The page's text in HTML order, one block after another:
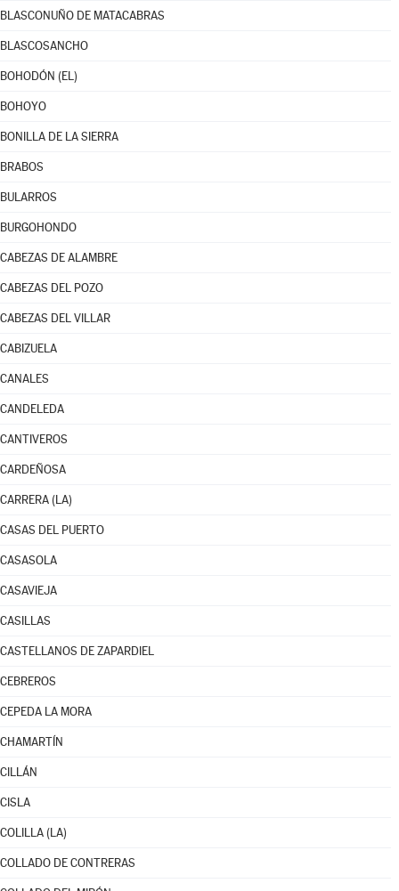
BLASCONUÑO DE MATACABRAS
BLASCOSANCHO
BOHODÓN (EL)
BOHOYO
BONILLA DE LA SIERRA
BRABOS
BULARROS
BURGOHONDO
CABEZAS DE ALAMBRE
CABEZAS DEL POZO
CABEZAS DEL VILLAR
CABIZUELA
CANALES
CANDELEDA
CANTIVEROS
CARDEÑOSA
CARRERA (LA)
CASAS DEL PUERTO
CASASOLA
CASAVIEJA
CASILLAS
CASTELLANOS DE ZAPARDIEL
CEBREROS
CEPEDA LA MORA
CHAMARTÍN
CILLÁN
CISLA
COLILLA (LA)
COLLADO DE CONTRERAS